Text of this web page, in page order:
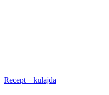
Recept – kulajda